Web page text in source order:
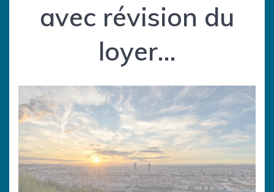
avec révision du
loyer…